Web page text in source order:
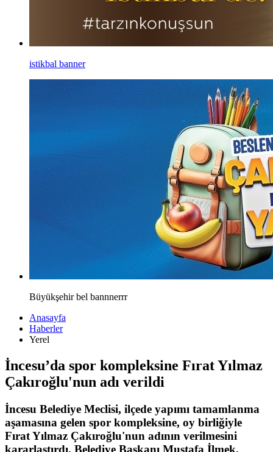
istikbal banner
Büyükşehir bel bannnerrr
Anasayfa
Haberler
Yerel
İncesu’da spor kompleksine Fırat Yılmaz
Çakıroğlu'nun adı verildi
İncesu Belediye Meclisi, ilçede yapımı tamamlanma
aşamasına gelen spor kompleksine, oy birliğiyle
Fırat Yılmaz Çakıroğlu'nun adının verilmesini
kararlaştırdı. Belediye Başkanı Mustafa İlmek,